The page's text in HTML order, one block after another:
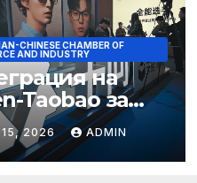
CHINESE CHAMBER OF
AND INDUSTRY
на
Taobao за
на
618
15, 2026 ADMIN